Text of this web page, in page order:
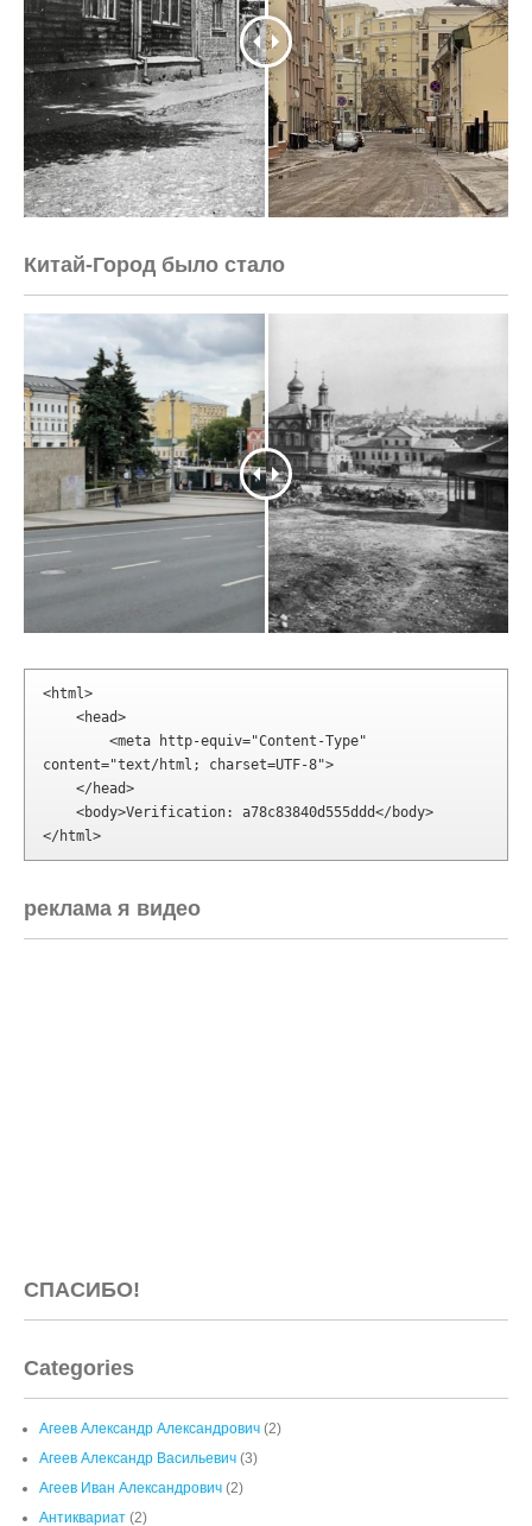
Китай-Город было стало
<html>
content="text/html; charset=UTF-8">
</html>
реклама я видео
СПАСИБО!
Categories
Агеев Александр Александрович (2)
Агеев Александр Васильевич (3)
Агеев Иван Александрович (2)
Антиквариат (2)